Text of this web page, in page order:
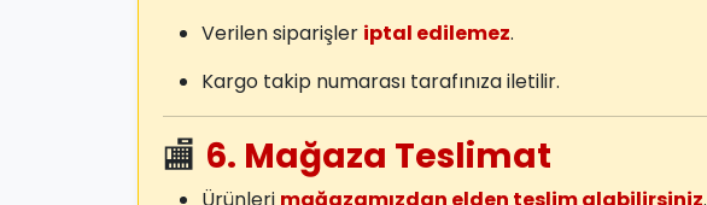
Verilen siparişler iptal edilemez.
Kargo takip numarası tarafınıza iletilir.
🏬 6. Mağaza Teslimat